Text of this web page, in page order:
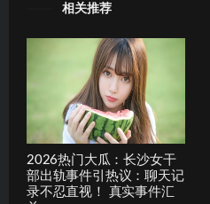
相关推荐
2026热门大瓜：长沙女干
部出轨事件引热议：聊天记
录不忍直视！ 真实事件汇